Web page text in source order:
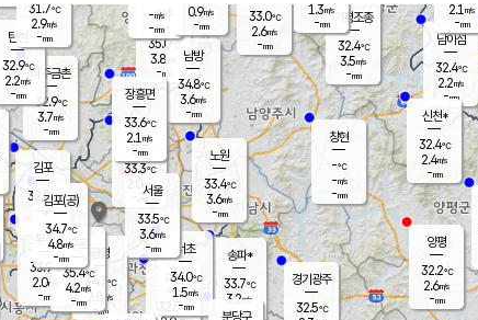
남이섬
32.4℃
2.2m/s
-mm
양주
35.0℃
3.8
-mm
과천
32.5℃
경기광주
32.5℃
2.1 m/s
-mm
파주금촌
32.9℃
3.7m/s
-mm
가평조종
32.4℃
3.5m/s
-mm
33.0℃
2.6m/s
-mm
신천*
32.4℃
2.4m/s
-mm
창현
-℃
-m/s
-mm
탄현
32.9℃
2.2m/s
-mm
1.3m/s
-mm
김포
32.8℃
-m/s
mm
광명
34.7 ℃
2.8 m/s
-mm
부천
33.9℃
2.0m/s
-mm
구로
35.4℃
4.2m/s
-mm
은평
33.3℃
2.0 m/s
- mm
노원
33.4℃
3.6m/s
-mm
송파*
33.7℃
3.2m/s
-mm
서초
34.0℃
1.5m/s
-mm
남방
34.8℃
3.6m/s
-mm
분당구
장흥면
33.6℃
2.1 m/s
-mm
-m/s
-mm
김포(공)
34.7℃
4.8m/s
-mm
양평
32.2℃
2.6m/s
-mm
서울
33.5℃
3.6m/s
-mm
31.7℃
2.9m/s
-mm
0.9m/s
-mm